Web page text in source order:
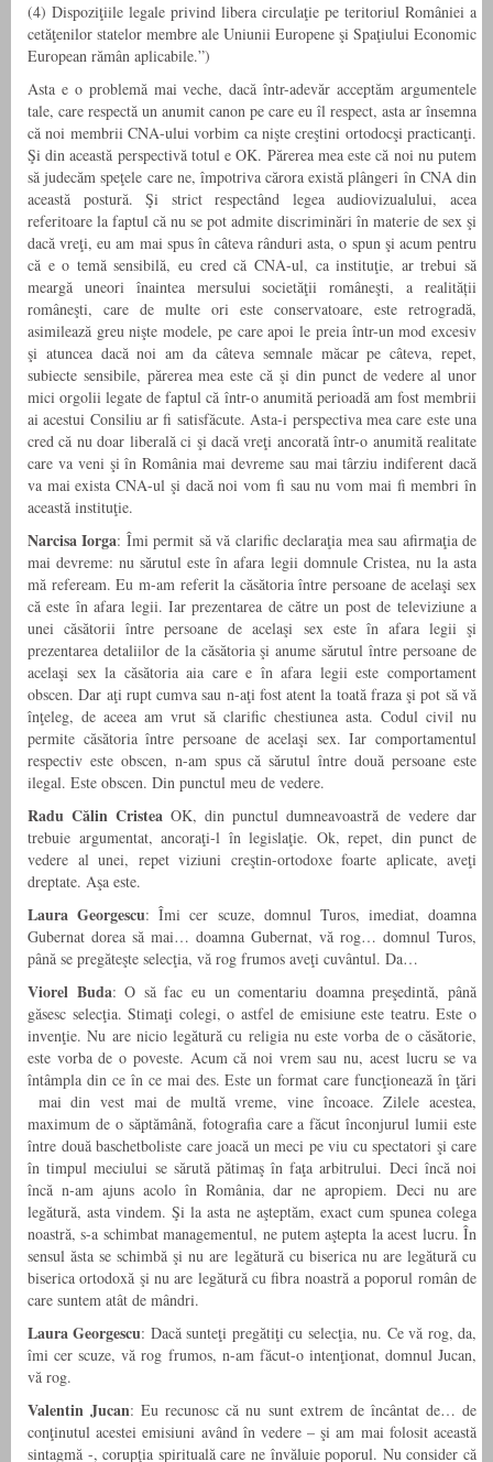
(4) Dispoziţiile legale privind libera circulaţie pe teritoriul României a
cetăţenilor statelor membre ale Uniunii Europene şi Spaţiului Economic
European rămân aplicabile.”)
Asta e o problemă mai veche, dacă într-adevăr acceptăm argumentele
tale, care respectă un anumit canon pe care eu îl respect, asta ar însemna
că noi membrii CNA-ului vorbim ca nişte creştini ortodocşi practicanţi.
Şi din această perspectivă totul e OK. Părerea mea este că noi nu putem
să judecăm speţele care ne, împotriva cărora există plângeri în CNA din
această postură. Şi strict respectând legea audiovizualului, acea
referitoare la faptul că nu se pot admite discriminări în materie de sex şi
dacă vreţi, eu am mai spus în câteva rânduri asta, o spun şi acum pentru
că e o temă sensibilă, eu cred că CNA-ul, ca instituţie, ar trebui să
meargă uneori înaintea mersului societăţii româneşti, a realității
româneşti, care de multe ori este conservatoare, este retrogradă,
asimilează greu nişte modele, pe care apoi le preia într-un mod excesiv
şi atuncea dacă noi am da câteva semnale măcar pe câteva, repet,
subiecte sensibile, părerea mea este că şi din punct de vedere al unor
mici orgolii legate de faptul că într-o anumită perioadă am fost membrii
ai acestui Consiliu ar fi satisfăcute. Asta-i perspectiva mea care este una
cred că nu doar liberală ci şi dacă vreţi ancorată într-o anumită realitate
care va veni şi în România mai devreme sau mai târziu indiferent dacă
va mai exista CNA-ul şi dacă noi vom fi sau nu vom mai fi membri în
această instituţie.
Narcisa Iorga: Îmi permit să vă clarific declaraţia mea sau afirmaţia de
mai devreme: nu sărutul este în afara legii domnule Cristea, nu la asta
mă refeream. Eu m-am referit la căsătoria între persoane de acelaşi sex
că este în afara legii. Iar prezentarea de către un post de televiziune a
unei căsătorii între persoane de acelaşi sex este în afara legii şi
prezentarea detaliilor de la căsătoria şi anume sărutul între persoane de
acelaşi sex la căsătoria aia care e în afara legii este comportament
obscen. Dar aţi rupt cumva sau n-aţi fost atent la toată fraza şi pot să vă
înţeleg, de aceea am vrut să clarific chestiunea asta. Codul civil nu
permite căsătoria între persoane de acelaşi sex. Iar comportamentul
respectiv este obscen, n-am spus că sărutul între două persoane este
ilegal. Este obscen. Din punctul meu de vedere.
Radu Călin Cristea OK, din punctul dumneavoastră de vedere dar
trebuie argumentat, ancoraţi-l în legislaţie. Ok, repet, din punct de
vedere al unei, repet viziuni creştin-ortodoxe foarte aplicate, aveţi
dreptate. Aşa este.
Laura Georgescu: Îmi cer scuze, domnul Turos, imediat, doamna
Gubernat dorea să mai… doamna Gubernat, vă rog… domnul Turos,
până se pregăteşte selecţia, vă rog frumos aveţi cuvântul. Da…
Viorel Buda: O să fac eu un comentariu doamna preşedintă, până
găsesc selecţia. Stimaţi colegi, o astfel de emisiune este teatru. Este o
invenţie. Nu are nicio legătură cu religia nu este vorba de o căsătorie,
este vorba de o poveste. Acum că noi vrem sau nu, acest lucru se va
întâmpla din ce în ce mai des. Este un format care funcţionează în ţări
mai din vest mai de multă vreme, vine încoace. Zilele acestea,
maximum de o săptămână, fotografia care a făcut înconjurul lumii este
între două baschetboliste care joacă un meci pe viu cu spectatori şi care
în timpul meciului se sărută pătimaş în faţa arbitrului. Deci încă noi
încă n-am ajuns acolo în România, dar ne apropiem. Deci nu are
legătură, asta vindem. Şi la asta ne aşteptăm, exact cum spunea colega
noastră, s-a schimbat managementul, ne putem aştepta la acest lucru. În
sensul ăsta se schimbă şi nu are legătură cu biserica nu are legătură cu
biserica ortodoxă şi nu are legătură cu fibra noastră a poporul român de
care suntem atât de mândri.
Laura Georgescu: Dacă sunteţi pregătiţi cu selecţia, nu. Ce vă rog, da,
îmi cer scuze, vă rog frumos, n-am făcut-o intenţionat, domnul Jucan,
vă rog.
Valentin Jucan: Eu recunosc că nu sunt extrem de încântat de… de
conţinutul acestei emisiuni având în vedere – şi am mai folosit această
sintagmă -, corupţia spirituală care ne învăluie poporul. Nu consider că